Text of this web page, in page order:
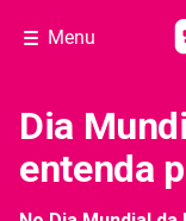
Menu
Dia
entenda